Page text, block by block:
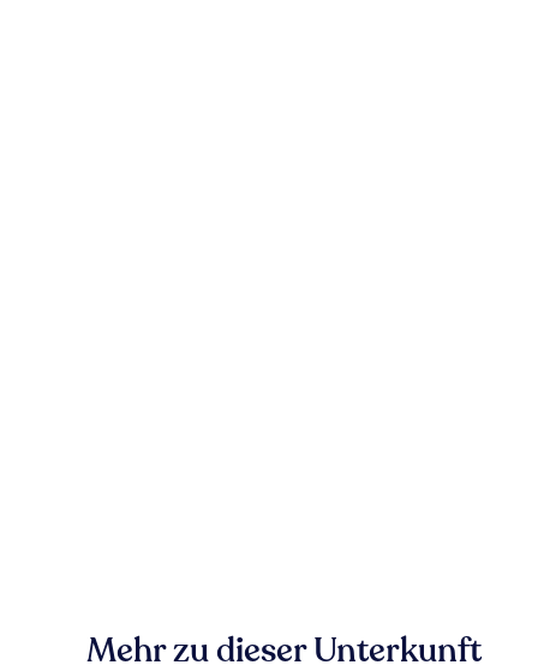
Mehr zu dieser Unterkunft